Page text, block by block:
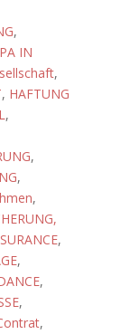
,
IN
,
, HAFTUNG
,
,
,
,
,
,
,
,
,